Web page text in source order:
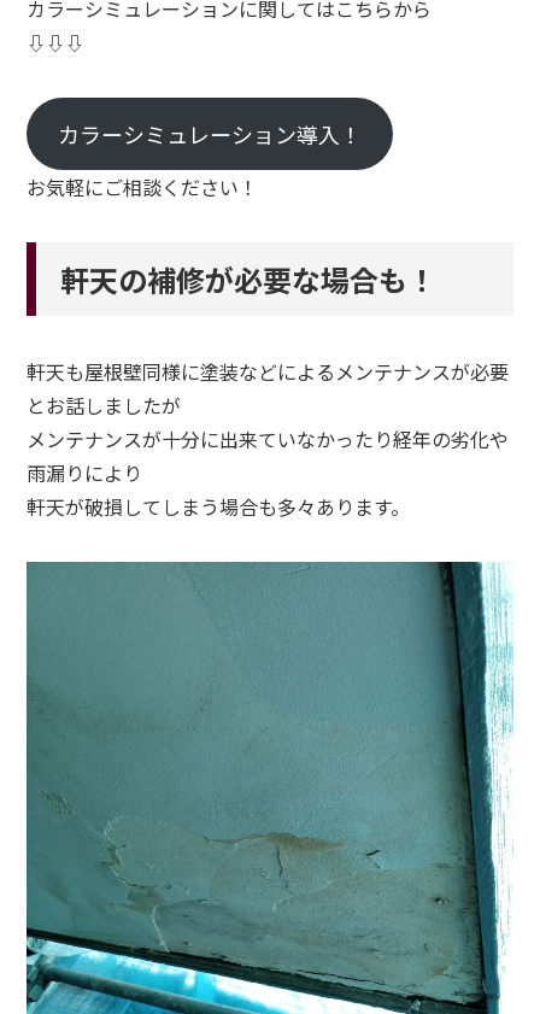
カラーシミュレーションに関してはこちらから
⇩⇩⇩
カラーシミュレーション導入！
お気軽にご相談ください！
軒天の補修が必要な場合も！
軒天も屋根壁同様に塗装などによるメンテナンスが必要
とお話しましたが
メンテナンスが十分に出来ていなかったり経年の劣化や
雨漏りにより
軒天が破損してしまう場合も多々あります。